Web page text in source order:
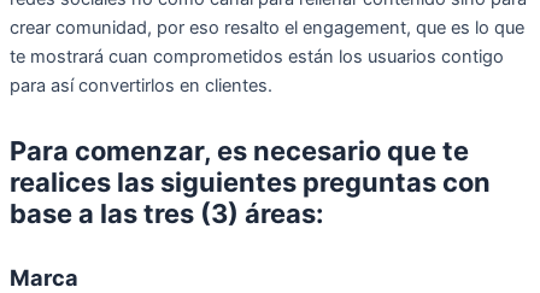
crear comunidad, por eso resalto el engagement, que es lo que
te mostrará cuan comprometidos están los usuarios contigo
para así convertirlos en clientes.
Para comenzar, es necesario que te
realices las siguientes preguntas con
base a las tres (3) áreas:
Marca